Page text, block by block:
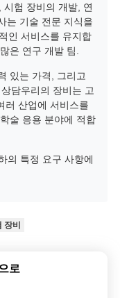
험 장비의 개발, 연
는 기술 전문 지식을
인 서비스를 유지합
은 연구 개발 팀.
있는 가격, 그리고
담우리의 장비는 고
러 산업에 서비스를
술 응용 분야에 적합
의 특정 요구 사항에
장비
로